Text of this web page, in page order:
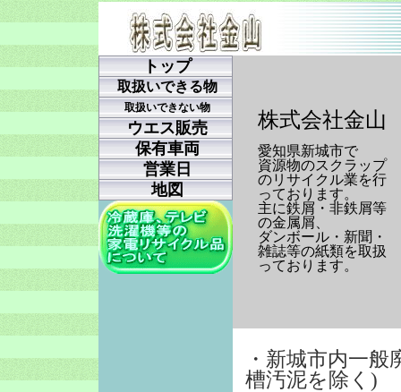
トップ
取扱いできる物
取扱いできない物
ウエス販売
保有車両
営業日
地図
株式会社金山
愛知県新城市で
資源物のスクラップ
のリサイクル業を行
っております。
主に鉄屑・非鉄屑等
の金属屑、
ダンボール・新聞・
雑誌等の紙類を取扱
っております。
・新城市内一
槽汚泥を除く)